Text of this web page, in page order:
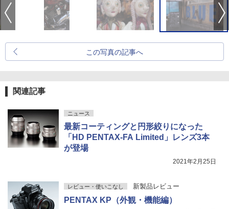
この写真の記事へ
関連記事
ニュース
最新コーティングと円形絞りになった
「HD PENTAX-FA Limited」レンズ3本
が登場
2021年2月25日
レビュー・使いこなし 新製品レビュー
PENTAX KP（外観・機能編）